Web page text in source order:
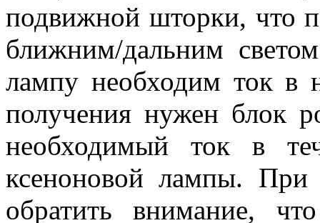
подвижной шторки, что
ближним/дальним
лампу необходим ток в
получения нужен блок
необходимый ток в
ксеноновой лампы. При
обратить внимание,